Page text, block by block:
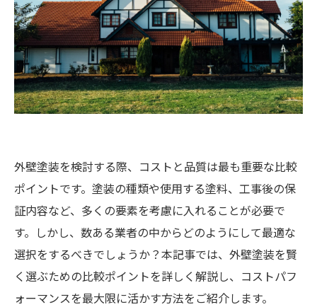
外壁塗装を検討する際、コストと品質は最も重要な比較
ポイントです。塗装の種類や使用する塗料、工事後の保
証内容など、多くの要素を考慮に入れることが必要で
す。しかし、数ある業者の中からどのようにして最適な
選択をするべきでしょうか？本記事では、外壁塗装を賢
く選ぶための比較ポイントを詳しく解説し、コストパフ
ォーマンスを最大限に活かす方法をご紹介します。